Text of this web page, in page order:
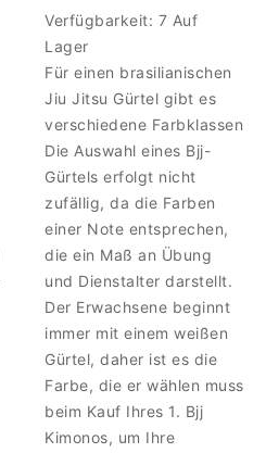
Verfügbarkeit: 7 Auf
Lager
Für einen brasilianischen
Jiu Jitsu Gürtel gibt es
verschiedene Farbklassen
Die Auswahl eines Bjj-
Gürtels erfolgt nicht
zufällig, da die Farben
einer Note entsprechen,
die ein Maß an Übung
und Dienstalter darstellt.
Der Erwachsene beginnt
immer mit einem weißen
Gürtel, daher ist es die
Farbe, die er wählen muss
beim Kauf Ihres 1. Bjj
Kimonos, um Ihre